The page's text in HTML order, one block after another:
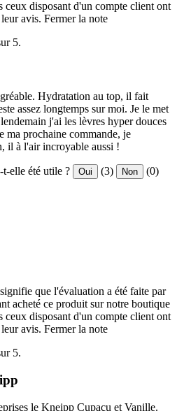
ceux disposant d'un compte client ont
avis. Fermer la note
5.
Hydratation au top, il fait
assez longtemps sur moi. Je le met
j'ai les lèvres hyper douces
ma prochaine commande, je
il à l'air incroyable aussi !
elle été utile ? Oui (3) Non (0)
que l'évaluation a été faite par
acheté ce produit sur notre boutique
ceux disposant d'un compte client ont
avis. Fermer la note
5.
le Kneipp Cupaçu et Vanille.